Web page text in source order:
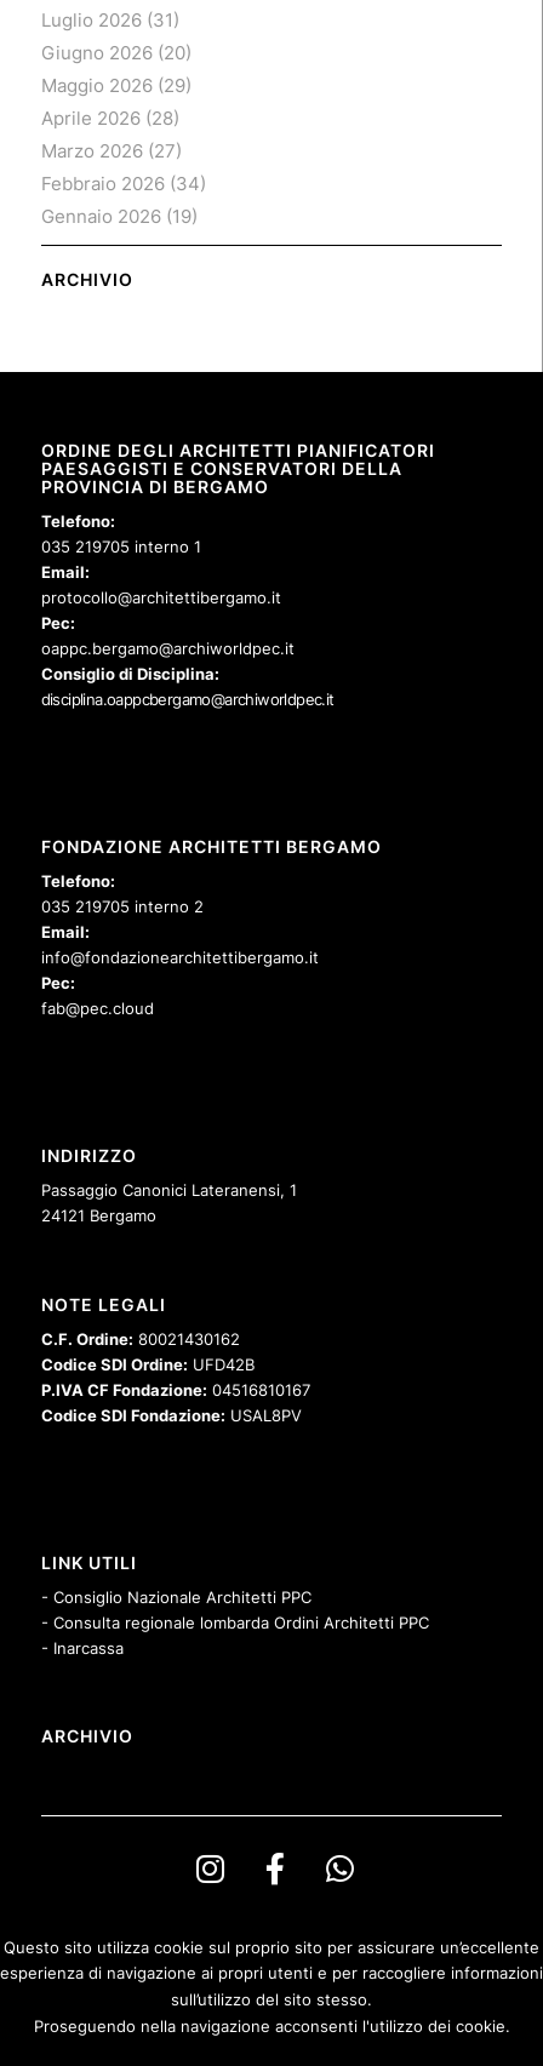
Luglio 2026(31)
Giugno 2026(20)
Maggio 2026(29)
Aprile 2026(28)
Marzo 2026(27)
Febbraio 2026(34)
Gennaio 2026(19)
ARCHIVIO
ORDINE DEGLI ARCHITETTI PIANIFICATORI
PAESAGGISTI E CONSERVATORI DELLA
PROVINCIA DI BERGAMO
Telefono:
035 219705 interno 1
Email:
protocollo@architettibergamo.it
Pec:
oappc.bergamo@archiworldpec.it
Consiglio di Disciplina:
disciplina.oappcbergamo@archiworldpec.it
FONDAZIONE ARCHITETTI BERGAMO
Telefono:
035 219705 interno 2
Email:
info@fondazionearchitettibergamo.it
Pec:
fab@pec.cloud
INDIRIZZO
Passaggio Canonici Lateranensi, 1
24121 Bergamo
NOTE LEGALI
C.F. Ordine: 80021430162
Codice SDI Ordine: UFD42B
P.IVA CF Fondazione: 04516810167
Codice SDI Fondazione: USAL8PV
LINK UTILI
- Consiglio Nazionale Architetti PPC
- Consulta regionale lombarda Ordini Architetti PPC
- Inarcassa
ARCHIVIO
© Copyright Ordine degli Architetti PPeC della Provincia di Bergamo e
Fondazione Architetti Bergamo
Questo sito utilizza cookie sul proprio sito per assicurare un’eccellente
esperienza di navigazione ai propri utenti e per raccogliere informazioni
sull’utilizzo del sito stesso.
Proseguendo nella navigazione acconsenti l'utilizzo dei cookie.